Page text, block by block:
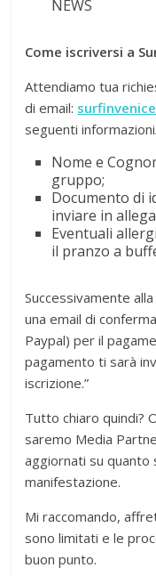
NEWS
Come iscriversi a
Attendiamo tua
di email:
seguenti
Nome e
gruppo;
Documento di
inviare in
Eventuali
il pranzo a
Successivamente
una email di
Paypal) per il
pagamento ti sarà
iscrizione.”
Tutto chiaro quindi?
saremo Media
aggiornati su quanto
manifestazione.
Mi raccomando,
sono limitati e le
buon punto.